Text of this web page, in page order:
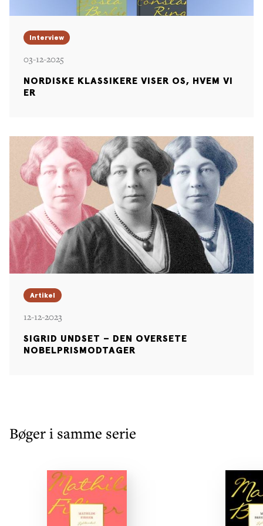
radikale værker, der forandrede verden og som stadig
er spillevende.
Interview
03-12-2025
NORDISKE KLASSIKERE VISER OS, HVEM VI
ER
Artikel
12-12-2023
SIGRID UNDSET – DEN OVERSETE
NOBELPRISMODTAGER
Bøger i samme serie